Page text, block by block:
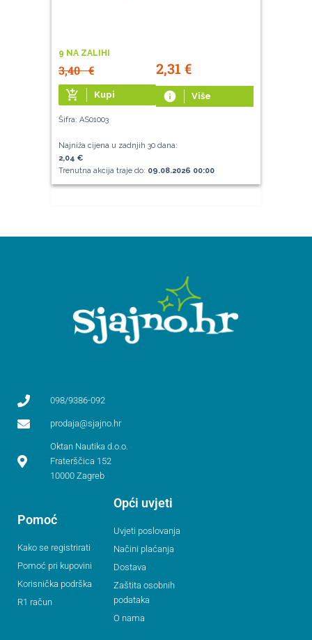
9 NA ZALIHI
3,40€ 2,31 €
add_shopping_cart Kupi info Više
Šifra: AS01003
Najniža cijena u zadnjih 30 dana:
2,04 €
Trenutna akcija traje do: 09.08.2026 00:00
098/9386-092
prodaja@sjajno.hr
Oktan Nautika d.o.o.
Fraterščica 152
10000 Zagreb
Pomoć
Kako se registrirati
Pomoć pri kupovini
Korisnička podrška
R1 račun
Opći uvjeti
Uvjeti poslovanja
Načini plaćanja
Dostava
Zaštita osobnih
podataka
O nama